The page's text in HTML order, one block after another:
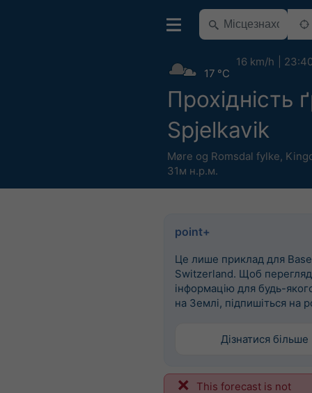
Прохідність
Spjelkavik
Møre og Romsdal fylke,
31м н.р.м.
17 °C
16 km/h
point+
Це лише приклад для
Switzerland. Щоб
інформацію для будь-
на Землі, підпишіться на
Дізнатися більше
This forecast is not